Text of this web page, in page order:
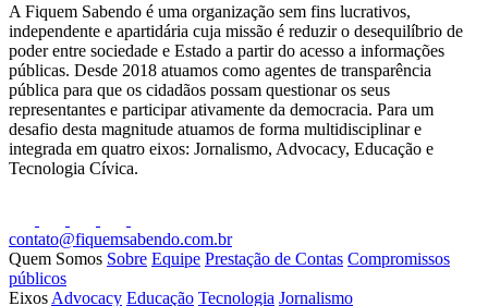
A Fiquem Sabendo é uma organização sem fins lucrativos,
independente e apartidária cuja missão é reduzir o desequilíbrio de
poder entre sociedade e Estado a partir do acesso a informações
públicas. Desde 2018 atuamos como agentes de transparência
pública para que os cidadãos possam questionar os seus
representantes e participar ativamente da democracia. Para um
desafio desta magnitude atuamos de forma multidisciplinar e
integrada em quatro eixos: Jornalismo, Advocacy, Educação e
Tecnologia Cívica.
contato@fiquemsabendo.com.br
Quem Somos Sobre Equipe Prestação de Contas Compromissos
públicos
Eixos Advocacy Educação Tecnologia Jornalismo